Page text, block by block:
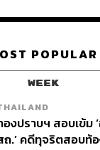
POPULAR
WEEK
องปราบฯ สอบเข้ม
ถ.’ คดีทุจริตสอบท้